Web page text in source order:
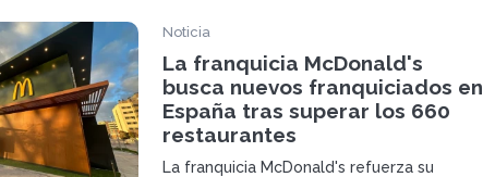
Noticia
La franquicia McDonald's
busca nuevos franquiciados en
España tras superar los 660
restaurantes
La franquicia McDonald's refuerza su